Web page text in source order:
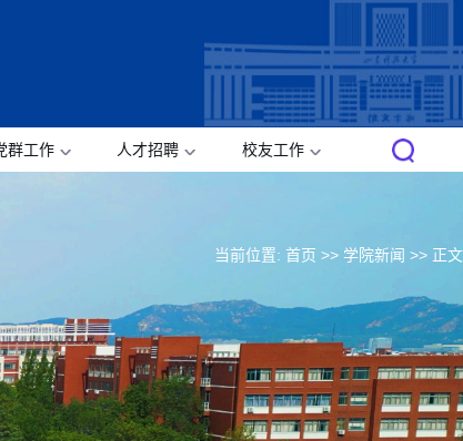
群工作 人才招聘 校友工作
当前位置: 首页 >> 学院新闻 >> 正文